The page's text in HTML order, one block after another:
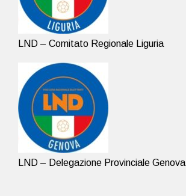
LND – Comitato Regionale Liguria
LND – Delegazione Provinciale Genova